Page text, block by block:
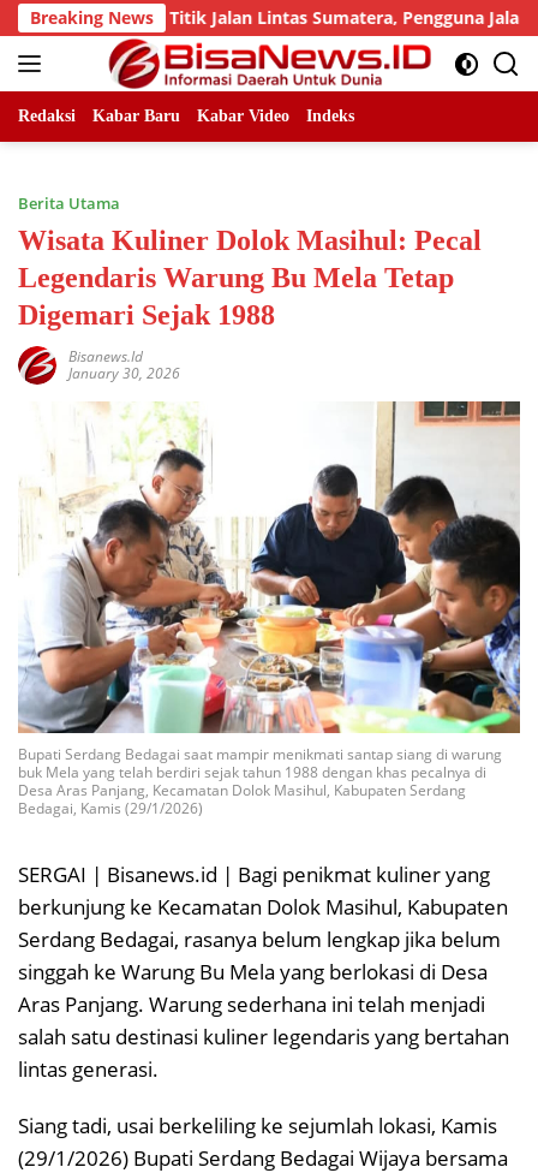
Skip
to
content
Breaking News
Titik Jalan Lintas Sumatera, Pengguna Jalan diimbau
Redaksi Kabar Baru Kabar Video Indeks
Berita Utama
Wisata Kuliner Dolok Masihul: Pecal
Legendaris Warung Bu Mela Tetap
Digemari Sejak 1988
Bisanews.id
January 30, 2026
Bupati Serdang Bedagai saat mampir menikmati santap siang di warung
buk Mela yang telah berdiri sejak tahun 1988 dengan khas pecalnya di
Desa Aras Panjang, Kecamatan Dolok Masihul, Kabupaten Serdang
Bedagai, Kamis (29/1/2026)
SERGAI | Bisanews.id | Bagi penikmat kuliner yang
berkunjung ke Kecamatan Dolok Masihul, Kabupaten
Serdang Bedagai, rasanya belum lengkap jika belum
singgah ke Warung Bu Mela yang berlokasi di Desa
Aras Panjang. Warung sederhana ini telah menjadi
salah satu destinasi kuliner legendaris yang bertahan
lintas generasi.
Siang tadi, usai berkeliling ke sejumlah lokasi, Kamis
(29/1/2026) Bupati Serdang Bedagai Wijaya bersama